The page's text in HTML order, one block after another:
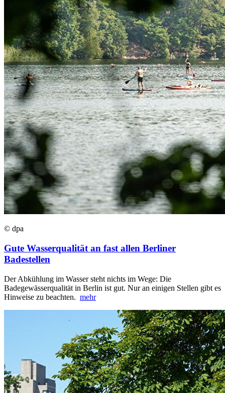
© dpa
Gute Wasserqualität an fast allen Berliner
Badestellen
Der Abkühlung im Wasser steht nichts im Wege: Die
Badegewässerqualität in Berlin ist gut. Nur an einigen Stellen gibt es
Hinweise zu beachten. mehr